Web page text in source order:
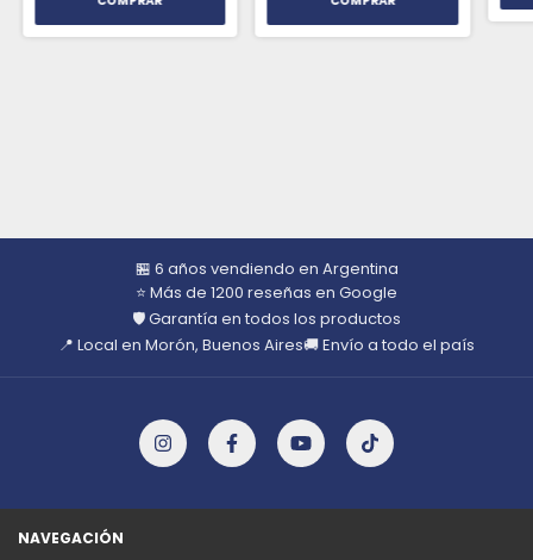
🏪 6 años vendiendo en Argentina
⭐ Más de 1200 reseñas en Google
🛡️ Garantía en todos los productos
📍 Local en Morón, Buenos Aires🚚 Envío a todo el país
NAVEGACIÓN